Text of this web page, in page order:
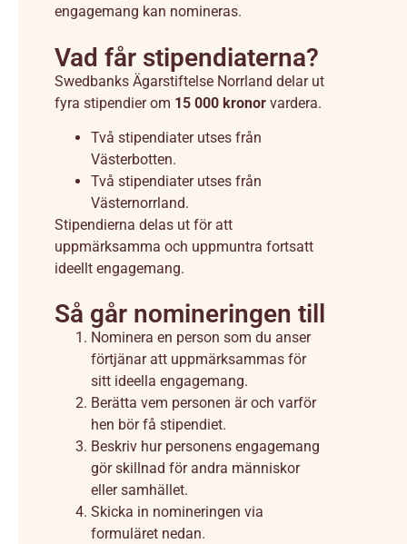
engagemang kan nomineras.
Vad får stipendiaterna?
Swedbanks Ägarstiftelse Norrland delar ut
fyra stipendier om 15 000 kronor vardera.
Två stipendiater utses från
Västerbotten.
Två stipendiater utses från
Västernorrland.
Stipendierna delas ut för att
uppmärksamma och uppmuntra fortsatt
ideellt engagemang.
Så går nomineringen till
Nominera en person som du anser
förtjänar att uppmärksammas för
sitt ideella engagemang.
Berätta vem personen är och varför
hen bör få stipendiet.
Beskriv hur personens engagemang
gör skillnad för andra människor
eller samhället.
Skicka in nomineringen via
formuläret nedan.